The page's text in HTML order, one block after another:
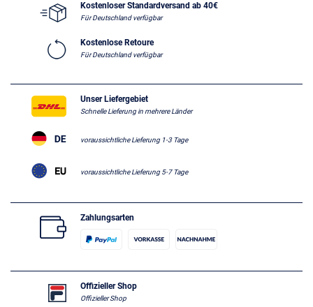
Kostenloser Standardversand ab 40€
Für Deutschland verfügbar
Kostenlose Retoure
Für Deutschland verfügbar
Unser Liefergebiet
Schnelle Lieferung in mehrere Länder
voraussichtliche Lieferung 1-3 Tage
voraussichtliche Lieferung 5-7 Tage
Zahlungsarten
Offizieller Shop
Offizieller Shop